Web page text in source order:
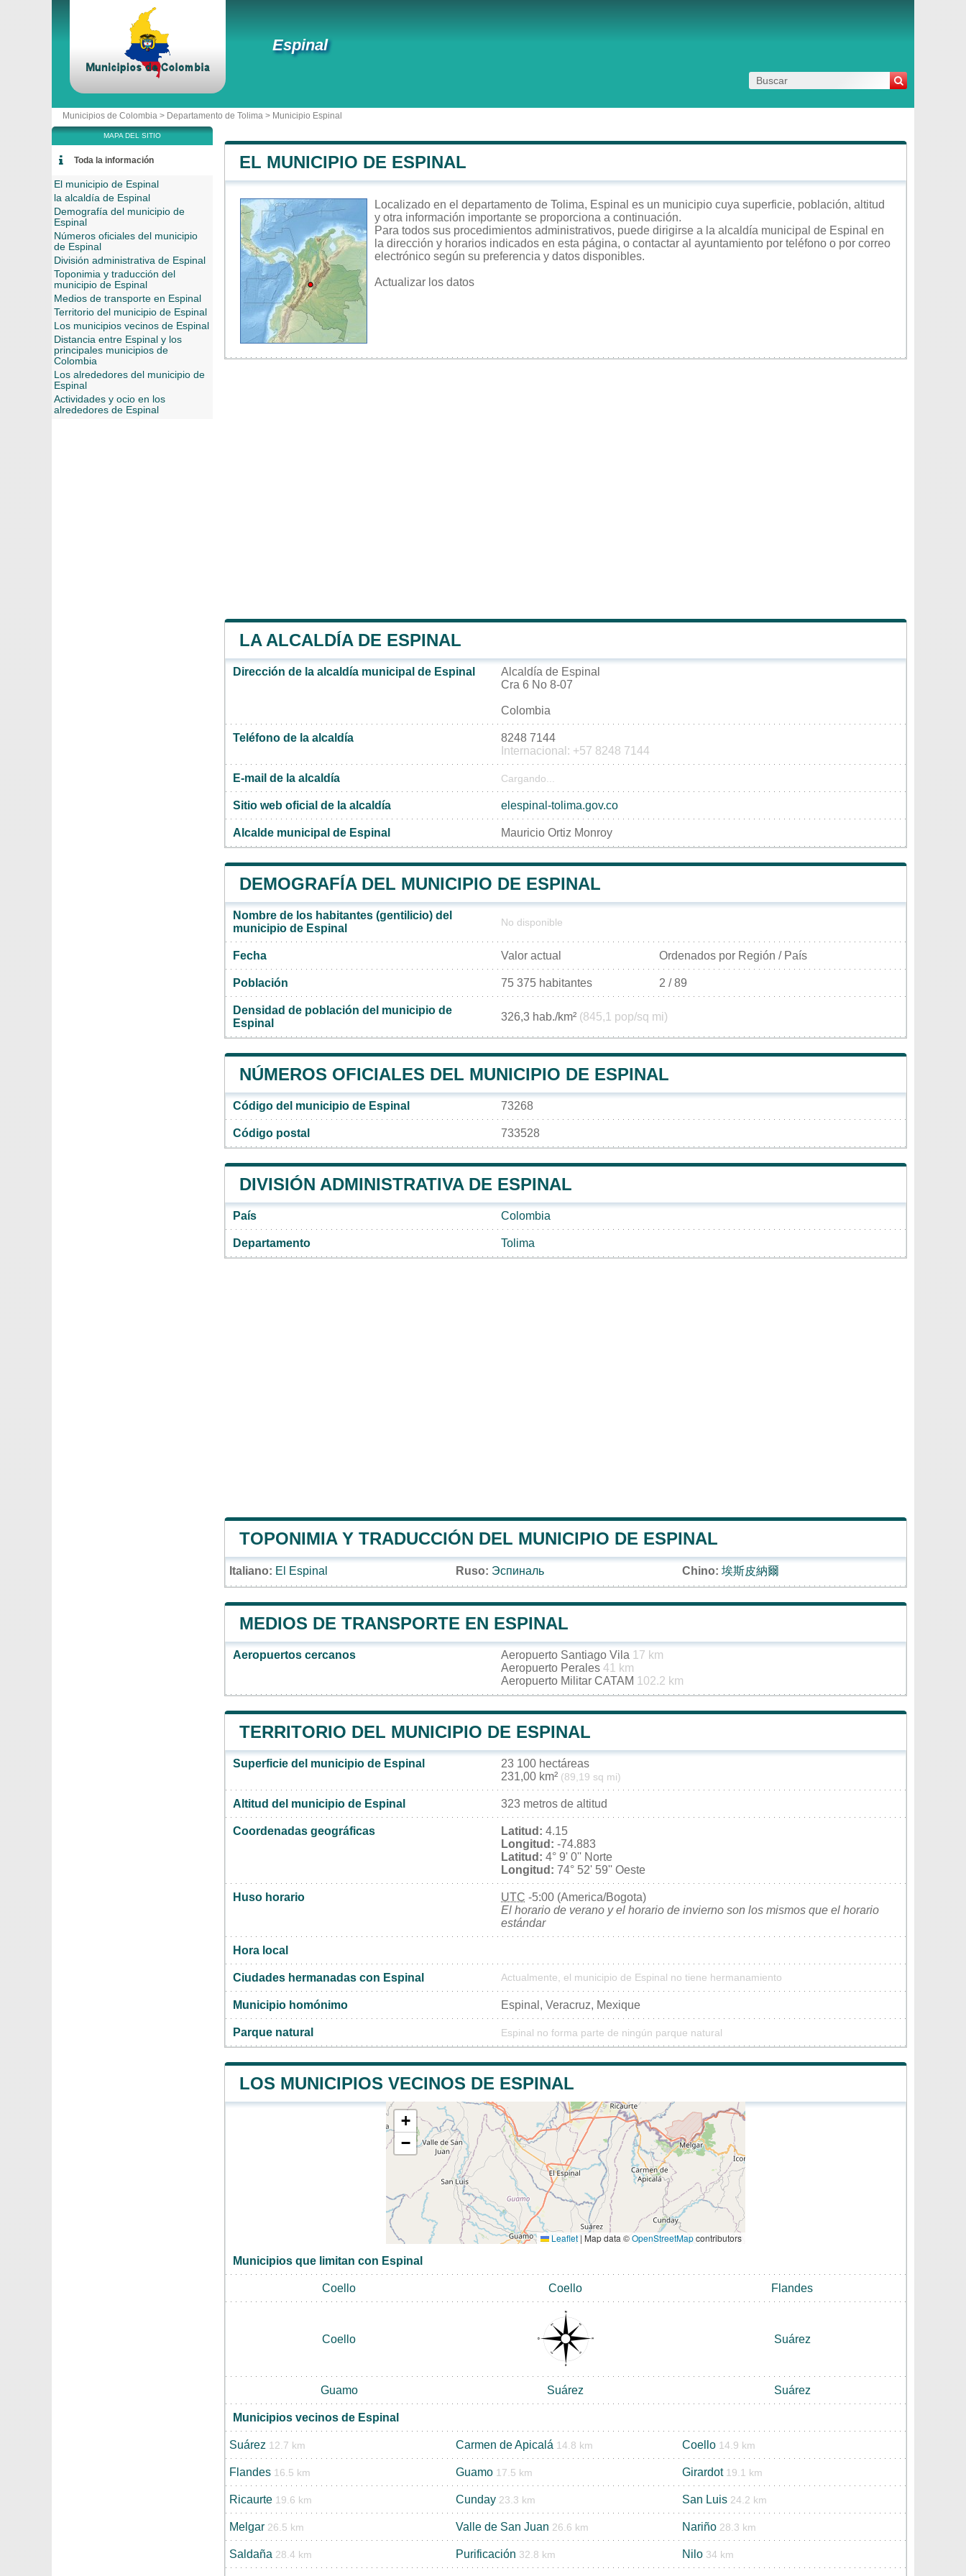
Espinal
Municipios de Colombia > Departamento de Tolima > Municipio Espinal
EL MUNICIPIO DE ESPINAL
Localizado en el departamento de Tolima, Espinal es un municipio cuya superficie, población, altitud
y otra información importante se proporciona a continuación.
Para todos sus procedimientos administrativos, puede dirigirse a la alcaldía municipal de Espinal en
la dirección y horarios indicados en esta página, o contactar al ayuntamiento por teléfono o por correo
electrónico según su preferencia y datos disponibles.
Actualizar los datos
LA ALCALDÍA DE ESPINAL
Dirección de la alcaldía municipal de Espinal
Alcaldía de Espinal
Cra 6 No 8-07
Colombia
Teléfono de la alcaldía
8248 7144
Internacional: +57 8248 7144
E-mail de la alcaldía Cargando...
Sitio web oficial de la alcaldía elespinal-tolima.gov.co
Alcalde municipal de Espinal Mauricio Ortiz Monroy
DEMOGRAFÍA DEL MUNICIPIO DE ESPINAL
Nombre de los habitantes (gentilicio) del
municipio de Espinal
No disponible
Fecha Valor actual Ordenados por Región / País
Población 75 375 habitantes 2 / 89
Densidad de población del municipio de
Espinal
326,3 hab./km² (845,1 pop/sq mi)
NÚMEROS OFICIALES DEL MUNICIPIO DE ESPINAL
Código del municipio de Espinal 73268
Código postal 733528
DIVISIÓN ADMINISTRATIVA DE ESPINAL
País Colombia
Departamento Tolima
TOPONIMIA Y TRADUCCIÓN DEL MUNICIPIO DE ESPINAL
Italiano: El Espinal Ruso: Эспиналь Chino: 埃斯皮納爾
MEDIOS DE TRANSPORTE EN ESPINAL
Aeropuertos cercanos Aeropuerto Santiago Vila 17 km
Aeropuerto Perales 41 km
Aeropuerto Militar CATAM 102.2 km
TERRITORIO DEL MUNICIPIO DE ESPINAL
Superficie del municipio de Espinal
23 100 hectáreas
231,00 km² (89,19 sq mi)
Altitud del municipio de Espinal 323 metros de altitud
Coordenadas geográficas Latitud: 4.15
Longitud: -74.883
Latitud: 4° 9' 0'' Norte
Longitud: 74° 52' 59'' Oeste
Huso horario UTC -5:00 (America/Bogota)
El horario de verano y el horario de invierno son los mismos que el horario
estándar
Hora local
Ciudades hermanadas con Espinal Actualmente, el municipio de Espinal no tiene hermanamiento
Municipio homónimo Espinal, Veracruz, Mexique
Parque natural Espinal no forma parte de ningún parque natural
LOS MUNICIPIOS VECINOS DE ESPINAL
+
−
Leaflet | Map data ©OpenStreetMapcontributors
Municipios que limitan con Espinal
Coello Coello Flandes
Coello Suárez
Guamo Suárez Suárez
Municipios vecinos de Espinal
Suárez 12.7 km Carmen de Apicalá 14.8 km Coello 14.9 km
Flandes 16.5 km Guamo 17.5 km Girardot 19.1 km
Ricaurte 19.6 km Cunday 23.3 km San Luis 24.2 km
Melgar 26.5 km Valle de San Juan 26.6 km Nariño 28.3 km
Saldaña 28.4 km Purificación 32.8 km Nilo 34 km
MAPA DEL SITIO
Toda la información
El municipio de Espinal
la alcaldía de Espinal
Demografía del municipio de
Espinal
Números oficiales del municipio
de Espinal
División administrativa de Espinal
Toponimia y traducción del
municipio de Espinal
Medios de transporte en Espinal
Territorio del municipio de Espinal
Los municipios vecinos de Espinal
Distancia entre Espinal y los
principales municipios de
Colombia
Los alrededores del municipio de
Espinal
Actividades y ocio en los
alrededores de Espinal